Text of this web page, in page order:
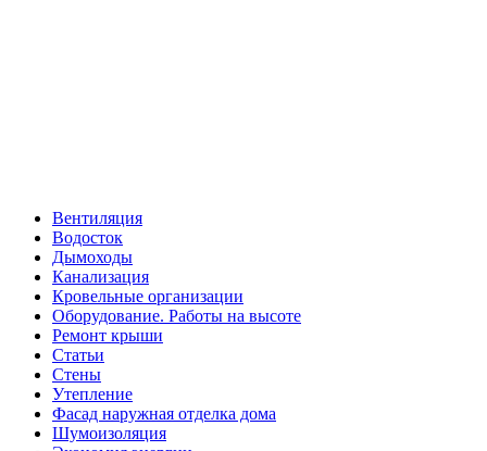
Вентиляция
Водосток
Дымоходы
Канализация
Кровельные организации
Оборудование. Работы на высоте
Ремонт крыши
Статьи
Стены
Утепление
Фасад наружная отделка дома
Шумоизоляция